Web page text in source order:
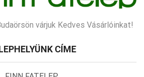
várjuk Kedves Vásárlóinkat!
CÍME